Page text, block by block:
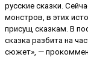
русские сказки.
монстров, в этих
присущ сказкам. В
сказка разбита на
сюжет», —